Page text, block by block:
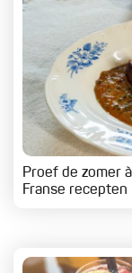
Proef de zomer
Franse recepten